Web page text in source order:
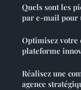
Quels sont les
par e-mail pour
Optimisez
plateforme
Réalisez une
agence